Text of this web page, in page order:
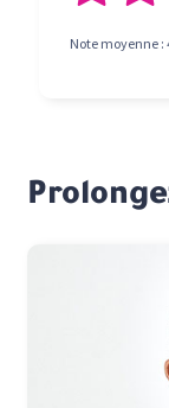
Note moyenne :